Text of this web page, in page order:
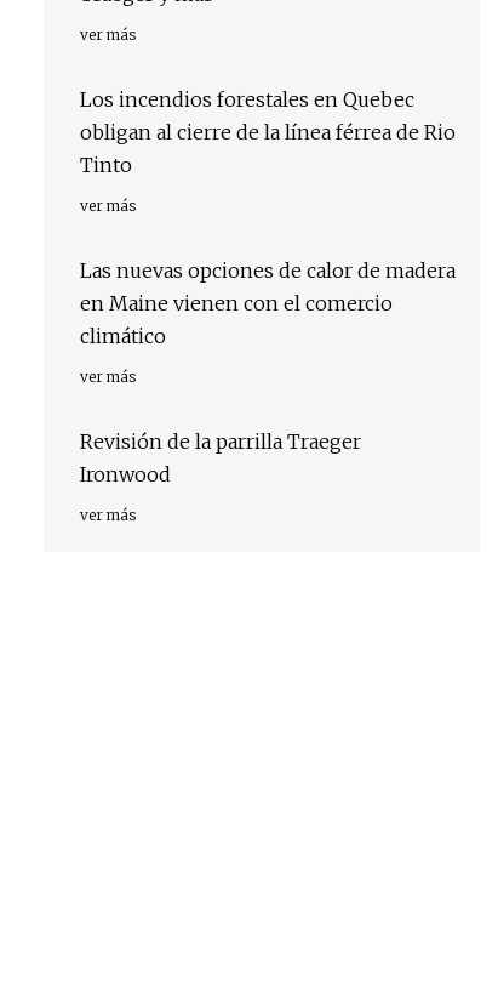
ver más
Los incendios forestales en Quebec
obligan al cierre de la línea férrea de Rio
Tinto
ver más
Las nuevas opciones de calor de madera
en Maine vienen con el comercio
climático
ver más
Revisión de la parrilla Traeger
Ironwood
ver más